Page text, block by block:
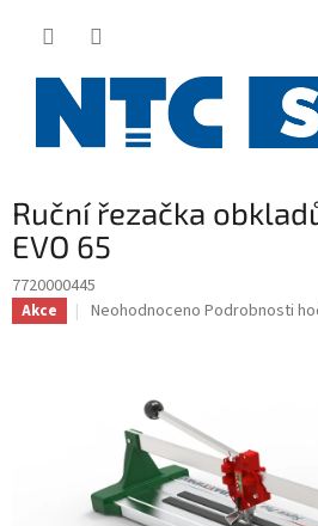
Ruční řezačka
EVO 65
7720000445
Akce
Průměrné
hvězdiček.
Neohodnoceno Podrobnosti